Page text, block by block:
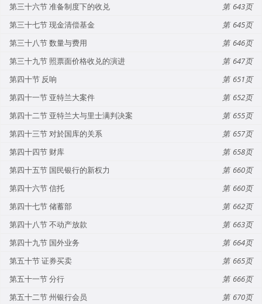
第三十六节 准备制度下的收兑
643
第三十七节 现金清偿基金
645
第三十八节 数量与费用
646
第三十九节 照票面价格收兑的演进
647
第四十节 反响
651
第四十一节 亚特兰大案件
652
第四十二节 亚特兰大与里士满判决案
655
第四十三节 对於国库的关系
657
第四十四节 财库
658
第四十五节 国民银行的新权力
660
第四十六节 信托
660
第四十七节 储蓄部
662
第四十八节 不动产放款
663
第四十九节 国外业务
664
第五十节 证券买卖
665
第五十一节 分行
666
第五十二节 州银行会员
670